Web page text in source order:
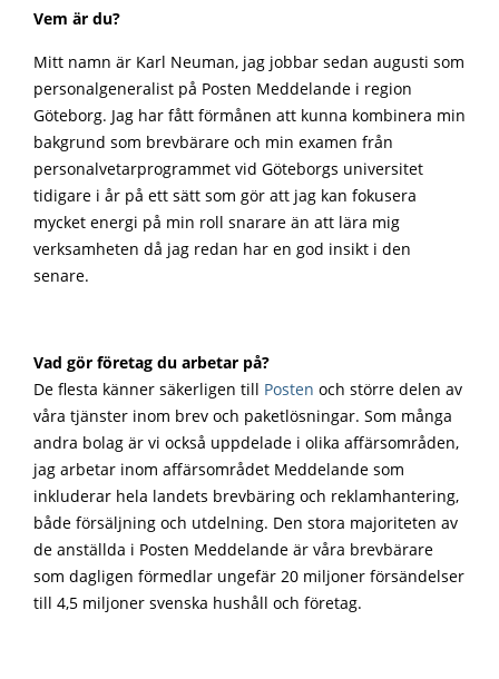
Vem är du?
Mitt namn är Karl Neuman, jag jobbar sedan augusti som
personalgeneralist på Posten Meddelande i region
Göteborg. Jag har fått förmånen att kunna kombinera min
bakgrund som brevbärare och min examen från
personalvetarprogrammet vid Göteborgs universitet
tidigare i år på ett sätt som gör att jag kan fokusera
mycket energi på min roll snarare än att lära mig
verksamheten då jag redan har en god insikt i den
senare.
Vad gör företag du arbetar på?
De flesta känner säkerligen till Posten och större delen av
våra tjänster inom brev och paketlösningar. Som många
andra bolag är vi också uppdelade i olika affärsområden,
jag arbetar inom affärsområdet Meddelande som
inkluderar hela landets brevbäring och reklamhantering,
både försäljning och utdelning. Den stora majoriteten av
de anställda i Posten Meddelande är våra brevbärare
som dagligen förmedlar ungefär 20 miljoner försändelser
till 4,5 miljoner svenska hushåll och företag.